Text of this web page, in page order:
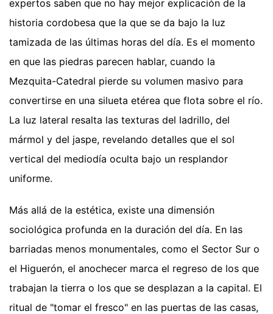
expertos saben que no hay mejor explicación de la
historia cordobesa que la que se da bajo la luz
tamizada de las últimas horas del día. Es el momento
en que las piedras parecen hablar, cuando la
Mezquita-Catedral pierde su volumen masivo para
convertirse en una silueta etérea que flota sobre el río.
La luz lateral resalta las texturas del ladrillo, del
mármol y del jaspe, revelando detalles que el sol
vertical del mediodía oculta bajo un resplandor
uniforme.
Más allá de la estética, existe una dimensión
sociológica profunda en la duración del día. En las
barriadas menos monumentales, como el Sector Sur o
el Higuerón, el anochecer marca el regreso de los que
trabajan la tierra o los que se desplazan a la capital. El
ritual de "tomar el fresco" en las puertas de las casas,